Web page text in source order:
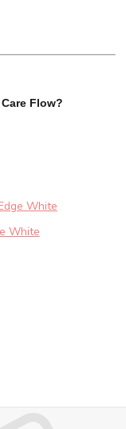
Flow?
White
White